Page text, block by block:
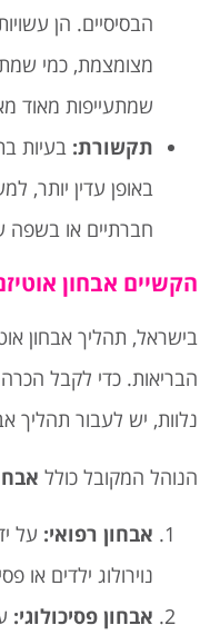
הבסיסיים. הן
מצומצמת, כמי
שמתעייפות מאוד
תקשורת: בעיות
באופן עדין יותר,
חברתיים או בשפה
הקשיים אבחון
בישראל, תהליך אבחון
הבריאות. כדי לקבל
נלוות, יש לעבור תהליך
הנוהל המקובל כולל
אבחון רפואי: על
נוירולוג ילדים או
אבחון פסיכולוגי: